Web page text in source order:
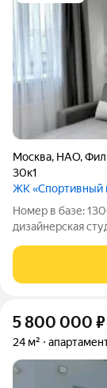
Москва, НАО,
30к1
ЖК «Спортивный
Номер в базе:
дизайнерская
Квартира на 3-м
5 800 000 ₽
24 м²